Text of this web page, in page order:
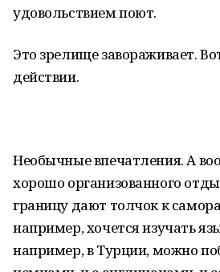
удовольствием поют.
Это зрелище завораживает.
действии.
Необычные впечатления. А
хорошо организованного
границу дают толчок к
например, хочется изучать
например, в Турции, можно